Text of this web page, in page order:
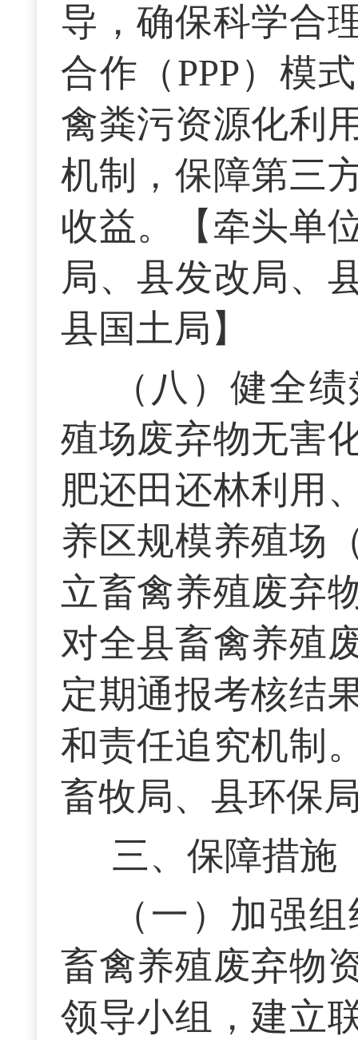
导，确保科学合
合作（PPP）模
禽粪污资源化利
机制，保障第三
收益。【牵头单
局、县发改局、
县国土局】
（八）健全
殖场废弃物无害
肥还田还林利用
养区规模养殖场
立畜禽养殖废弃
对全县畜禽养殖
定期通报考核结
和责任追究机制
畜牧局、县环保
三、保障措施
（一）加强
畜禽养殖废弃物
领导小组，建立